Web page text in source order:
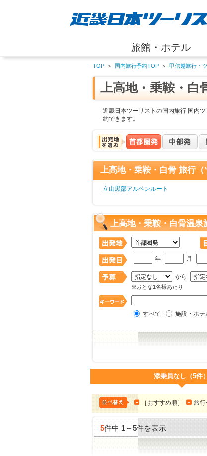
旅館・ホテル
TOP ＞ 国内旅行予約TOP ＞ 甲信越旅行・
上高地・乗鞍・白
近畿日本ツーリストの国内旅行 国内
約できます。
上高地・乗鞍・白骨 旅行
立山黒部アルペンルート
上高地・乗鞍・白骨温泉
年 月
から
※おとな1名様あたり
すべて 施設・ホテ
添乗員なし（5件）
［おすすめ順］ 旅行
5件中1～5件を表示